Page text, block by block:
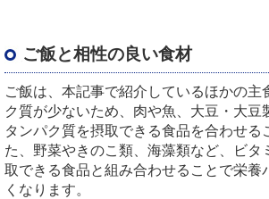
ご飯と相性の良い食材
ご飯は、本記事で紹介しているほかの主
ク質が少ないため、肉や魚、大豆・大豆
タンパク質を摂取できる食品を合わせる
た、野菜やきのこ類、海藻類など、ビタ
取できる食品と組み合わせることで栄養
くなります。